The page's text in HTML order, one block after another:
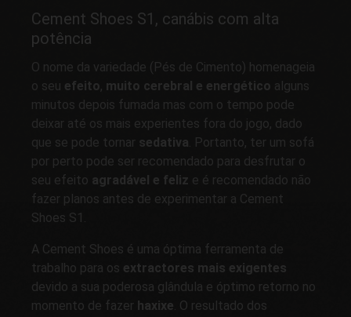
Cement Shoes S1, canábis com alta
potência
O nome da variedade (Pés de Cimento) homenageia
o seu efeito, muito cerebral e energético alguns
minutos depois fumada mas com o tempo pode
deixar até os mais experientes fora do jogo, dado
que se pode tornar sedativa . Portanto, ter um sofá
por perto pode ser recomendado para desfrutar o
seu efeito agradável e feliz e é recomendado não
fazer planos antes de experimentar a Cement
Shoes S1.
A Cement Shoes é uma óptima ferramenta de
trabalho para os extractores mais exigentes
devido a sua poderosa glândula e óptimo retorno no
momento de fazer haxixe . O resultado dos